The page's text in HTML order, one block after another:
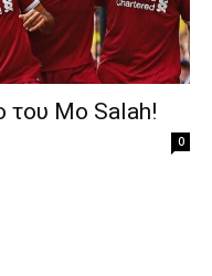
του Mo Salah!
0